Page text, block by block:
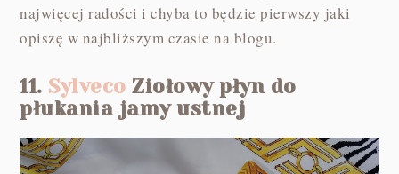
najwięcej radości i chyba to będzie pierwszy jaki
opiszę w najbliższym czasie na blogu.
11. Sylveco Ziołowy płyn do
płukania jamy ustnej